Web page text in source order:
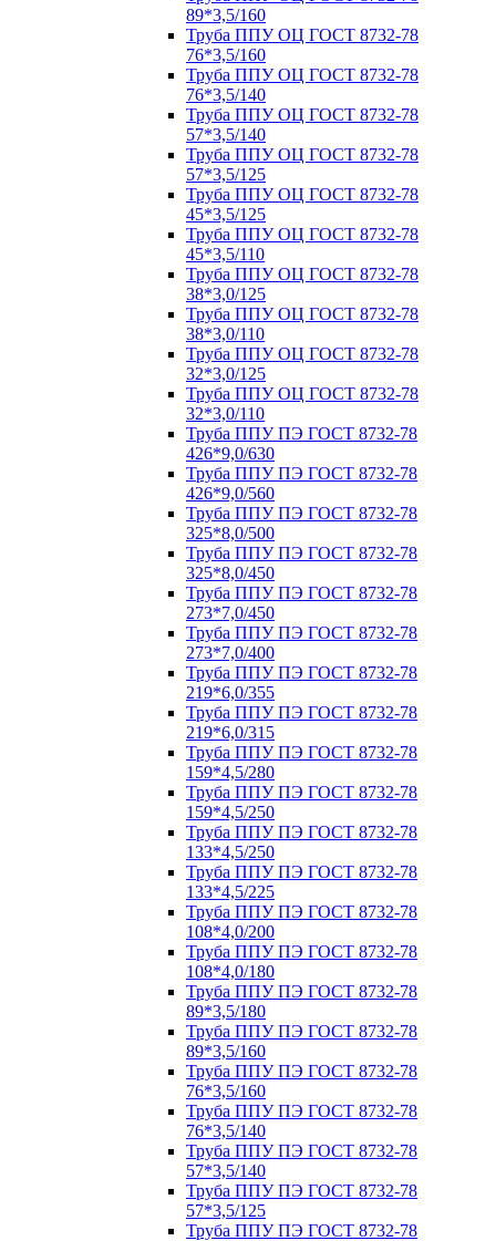
89*3,5/160
Труба ППУ ОЦ ГОСТ 8732-78
76*3,5/160
Труба ППУ ОЦ ГОСТ 8732-78
76*3,5/140
Труба ППУ ОЦ ГОСТ 8732-78
57*3,5/140
Труба ППУ ОЦ ГОСТ 8732-78
57*3,5/125
Труба ППУ ОЦ ГОСТ 8732-78
45*3,5/125
Труба ППУ ОЦ ГОСТ 8732-78
45*3,5/110
Труба ППУ ОЦ ГОСТ 8732-78
38*3,0/125
Труба ППУ ОЦ ГОСТ 8732-78
38*3,0/110
Труба ППУ ОЦ ГОСТ 8732-78
32*3,0/125
Труба ППУ ОЦ ГОСТ 8732-78
32*3,0/110
Труба ППУ ПЭ ГОСТ 8732-78
426*9,0/630
Труба ППУ ПЭ ГОСТ 8732-78
426*9,0/560
Труба ППУ ПЭ ГОСТ 8732-78
325*8,0/500
Труба ППУ ПЭ ГОСТ 8732-78
325*8,0/450
Труба ППУ ПЭ ГОСТ 8732-78
273*7,0/450
Труба ППУ ПЭ ГОСТ 8732-78
273*7,0/400
Труба ППУ ПЭ ГОСТ 8732-78
219*6,0/355
Труба ППУ ПЭ ГОСТ 8732-78
219*6,0/315
Труба ППУ ПЭ ГОСТ 8732-78
159*4,5/280
Труба ППУ ПЭ ГОСТ 8732-78
159*4,5/250
Труба ППУ ПЭ ГОСТ 8732-78
133*4,5/250
Труба ППУ ПЭ ГОСТ 8732-78
133*4,5/225
Труба ППУ ПЭ ГОСТ 8732-78
108*4,0/200
Труба ППУ ПЭ ГОСТ 8732-78
108*4,0/180
Труба ППУ ПЭ ГОСТ 8732-78
89*3,5/180
Труба ППУ ПЭ ГОСТ 8732-78
89*3,5/160
Труба ППУ ПЭ ГОСТ 8732-78
76*3,5/160
Труба ППУ ПЭ ГОСТ 8732-78
76*3,5/140
Труба ППУ ПЭ ГОСТ 8732-78
57*3,5/140
Труба ППУ ПЭ ГОСТ 8732-78
57*3,5/125
Труба ППУ ПЭ ГОСТ 8732-78